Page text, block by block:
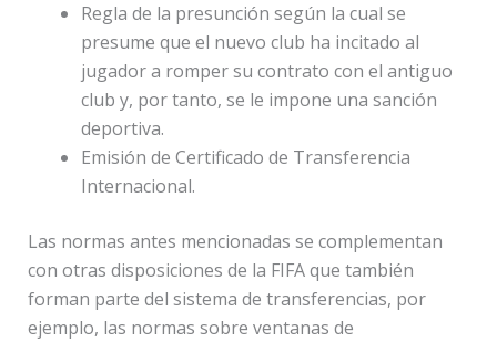
Regla de la presunción según la cual se
presume que el nuevo club ha incitado al
jugador a romper su contrato con el antiguo
club y, por tanto, se le impone una sanción
deportiva.
Emisión de Certificado de Transferencia
Internacional.
Las normas antes mencionadas se complementan
con otras disposiciones de la FIFA que también
forman parte del sistema de transferencias, por
ejemplo, las normas sobre ventanas de